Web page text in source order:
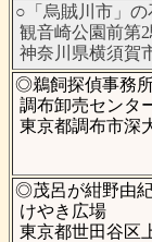
○「烏賊川市」
観音崎公園前第
神奈川県横須賀
◎鵜飼探偵事務
調布卸売センタ
東京都調布市深
◎茂呂が紺野由
けやき広場
東京都世田谷区